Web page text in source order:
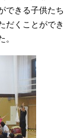
できる子供たち
だくことができ
。